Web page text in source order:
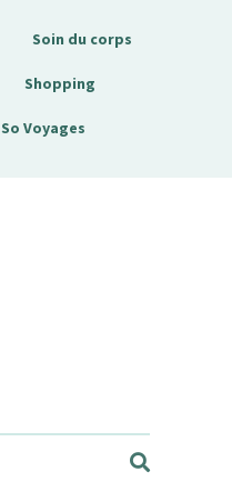
Soin du corps
Shopping
So Voyages